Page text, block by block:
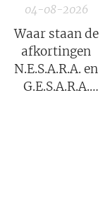
04-08-2026
Waar staan de
afkortingen
N.E.S.A.R.A. en
G.E.S.A.R.A.